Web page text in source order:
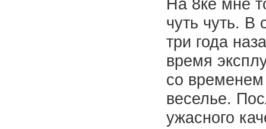
На 8ке мне
чуть чуть.
три года
время
со временем
веселье.
ужасного